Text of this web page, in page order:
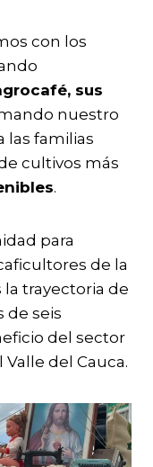
con los
sus
nuestro
las familias
cultivos más
.
para
de la
trayectoria de
de seis
del sector
del Cauca.